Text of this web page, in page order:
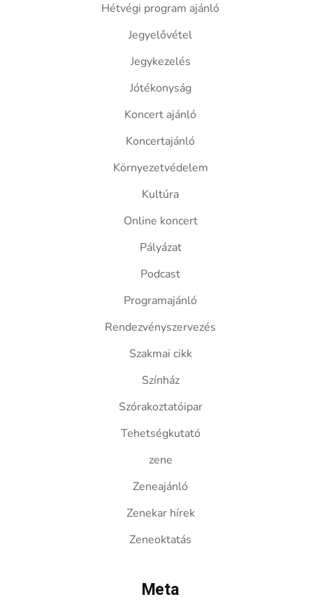
Hétvégi program ajánló
Jegyelővétel
Jegykezelés
Jótékonyság
Koncert ajánló
Koncertajánló
Környezetvédelem
Kultúra
Online koncert
Pályázat
Podcast
Programajánló
Rendezvényszervezés
Szakmai cikk
Színház
Szórakoztatóipar
Tehetségkutató
zene
Zeneajánló
Zenekar hírek
Zeneoktatás
Meta